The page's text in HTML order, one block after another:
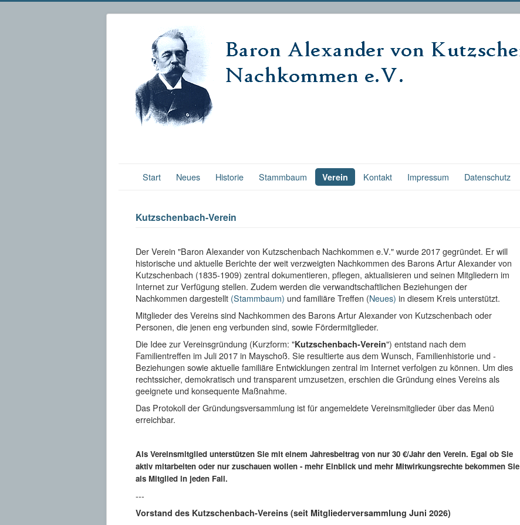
Start Neues Historie Stammbaum Verein Kontakt Impressum Datenschutz
Kutzschenbach-Verein
Der Verein "Baron Alexander von Kutzschenbach Nachkommen e.V." wurde 2017 gegründet. Er will
historische und aktuelle Berichte der weit verzweigten Nachkommen des Barons Artur Alexander von
Kutzschenbach (1835-1909) zentral dokumentieren, pflegen, aktualisieren und seinen Mitgliedern im
Internet zur Verfügung stellen. Zudem werden die verwandtschaftlichen Beziehungen der
Nachkommen dargestellt (Stammbaum) und familiäre Treffen (Neues) in diesem Kreis unterstützt.
Mitglieder des Vereins sind Nachkommen des Barons Artur Alexander von Kutzschenbach oder
Personen, die jenen eng verbunden sind, sowie Fördermitglieder.
Die Idee zur Vereinsgründung (Kurzform: "Kutzschenbach-Verein") entstand nach dem
Familientreffen im Juli 2017 in Mayschoß. Sie resultierte aus dem Wunsch, Familienhistorie und -
Beziehungen sowie aktuelle familiäre Entwicklungen zentral im Internet verfolgen zu können. Um dies
rechtssicher, demokratisch und transparent umzusetzen, erschien die Gründung eines Vereins als
geeignete und konsequente Maßnahme.
Das Protokoll der Gründungsversammlung ist für angemeldete Vereinsmitglieder über das Menü
erreichbar.
Als Vereinsmitglied unterstützen Sie mit einem Jahresbeitrag von nur 30 €/Jahr den Verein. Egal ob Sie
aktiv mitarbeiten oder nur zuschauen wollen - mehr Einblick und mehr Mitwirkungsrechte bekommen Sie
als Mitglied in jeden Fall.
---
Vorstand des Kutzschenbach-Vereins (seit Mitgliederversammlung Juni 2026)